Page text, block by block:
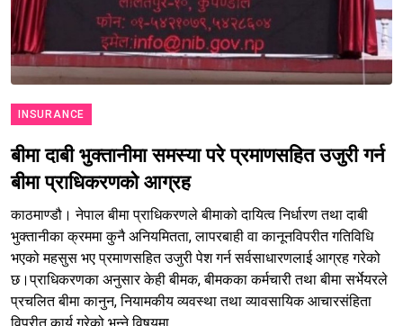
INSURANCE
बीमा दाबी भुक्तानीमा समस्या परे प्रमाणसहित उजुरी गर्न
बीमा प्राधिकरणको आग्रह
काठमाण्डौ। नेपाल बीमा प्राधिकरणले बीमाको दायित्व निर्धारण तथा दाबी
भुक्तानीका क्रममा कुनै अनियमितता, लापरबाही वा कानूनविपरीत गतिविधि
भएको महसुस भए प्रमाणसहित उजुरी पेश गर्न सर्वसाधारणलाई आग्रह गरेको
छ।प्राधिकरणका अनुसार केही बीमक, बीमकका कर्मचारी तथा बीमा सर्भेयरले
प्रचलित बीमा कानुन, नियामकीय व्यवस्था तथा व्यावसायिक आचारसंहिता